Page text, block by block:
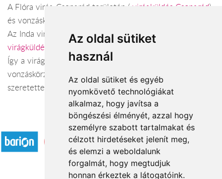
Az oldal sütiket
használ
Az oldal sütiket és egyéb
nyomkövető technológiákat
alkalmaz, hogy javítsa a
böngészési élményét, azzal hogy
személyre szabott tartalmakat és
célzott hirdetéseket jelenít meg,
és elemzi a weboldalunk
forgalmát, hogy megtudjuk
honnan érkeztek a látogatóink.
A Flóra virág Csongrád területén ( virágküldés Csongrád)
és vonzáskörzetében.
Az Inda virágüzlet Hódmezővásárhely területén (
virágküldés Hódmezővásárhely
Így a virágküldés Csongrád megye városaiban és azok
vonzáskörzetében is gond nélkül megoldható. Várjuk
szeretettel webáruházunkban!
Elfogadott fizetési módok